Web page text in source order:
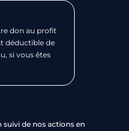
don au profit
déductible de
si vous êtes
suivi de nos actions en